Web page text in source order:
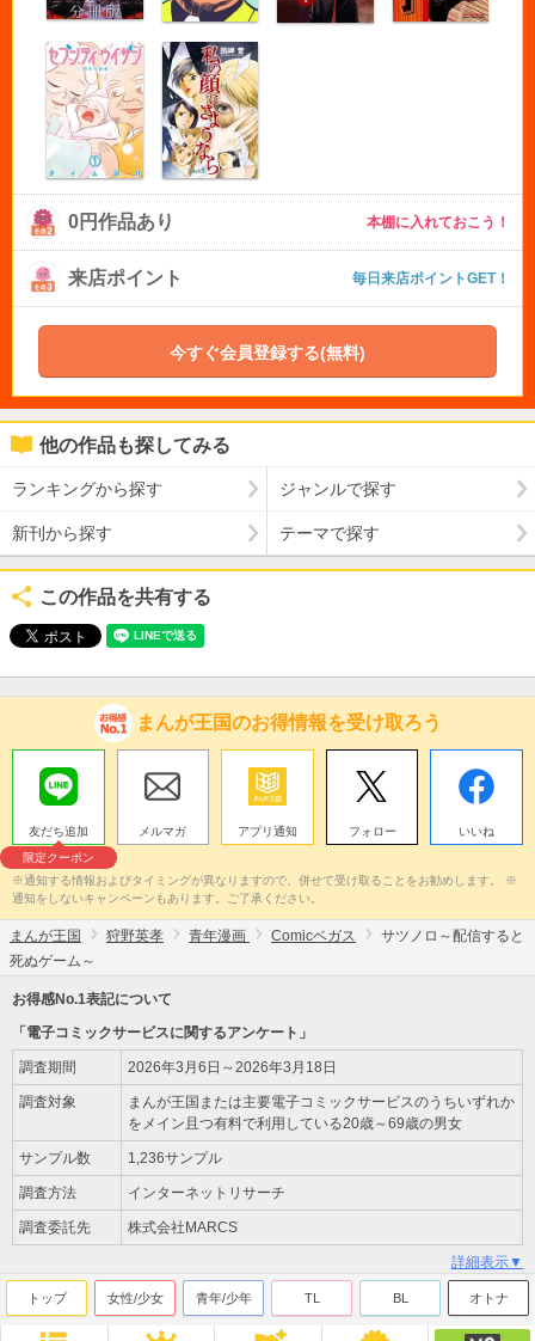
0円作品あり 本棚に入れておこう！
来店ポイント 毎日来店ポイントGET！
今すぐ会員登録する(無料)
他の作品も探してみる
ランキングから探す ジャンルで探す
新刊から探す テーマで探す
この作品を共有する
まんが王国のお得情報を受け取ろう
友だち追加
限定クーポン
メルマガ アプリ通知 フォロー いいね
※通知する情報およびタイミングが異なりますので、併せて受け取ることをお勧めします。 ※
通知をしないキャンペーンもあります。ご了承ください。
まんが王国 狩野英孝 青年漫画 Comicベガス
サツノロ～配信すると
死ぬゲーム～
お得感No.1表記について
「電子コミックサービスに関するアンケート」
調査期間 2026年3月6日～2026年3月18日
調査対象
まんが王国または主要電子コミックサービスのうちいずれか
をメイン且つ有料で利用している20歳～69歳の男女
サンプル数 1,236サンプル
調査方法 インターネットリサーチ
調査委託先 株式会社MARCS
詳細表示▼
トップ 女性/少女 青年/少年 TL BL オトナ